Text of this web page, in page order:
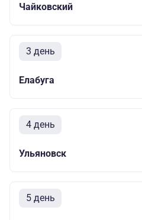
Чайковский
3 день
Елабуга
4 день
Ульяновск
5 день